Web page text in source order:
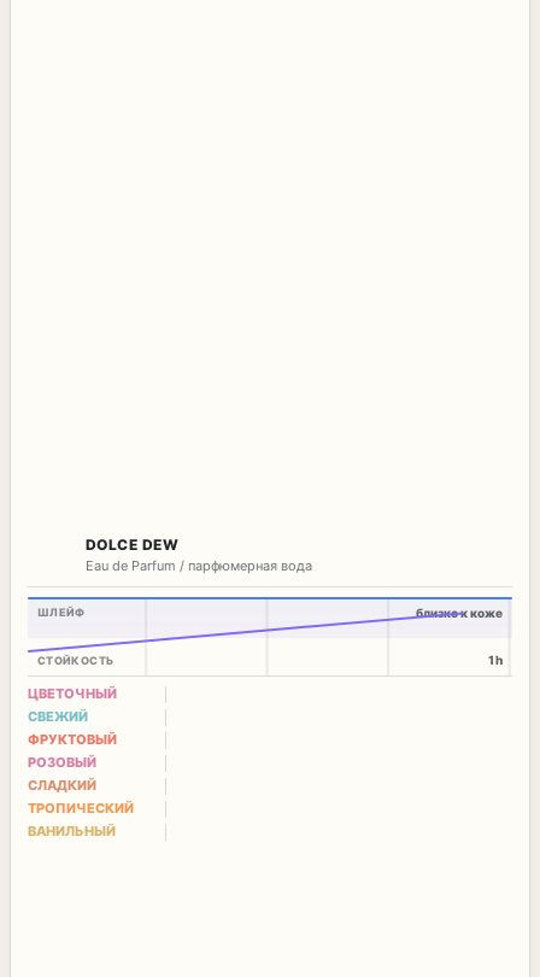
DOLCE DEW
Eau de Parfum / парфюмерная вода
ШЛЕЙФ
СТОЙКОСТЬ
близко к коже
1h
ЦВЕТОЧНЫЙ
СВЕЖИЙ
ФРУКТОВЫЙ
РОЗОВЫЙ
СЛАДКИЙ
ТРОПИЧЕСКИЙ
ВАНИЛЬНЫЙ